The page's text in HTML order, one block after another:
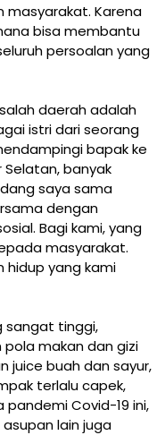
masyarakat. Karena
bisa membantu
persoalan yang
daerah adalah
istri dari seorang
bapak ke
Selatan, banyak
saya sama
dengan
Bagi kami, yang
masyarakat.
hidup yang kami
sangat tinggi,
makan dan gizi
juice buah dan sayur,
terlalu capek,
pandemi Covid-19 ini,
lain juga